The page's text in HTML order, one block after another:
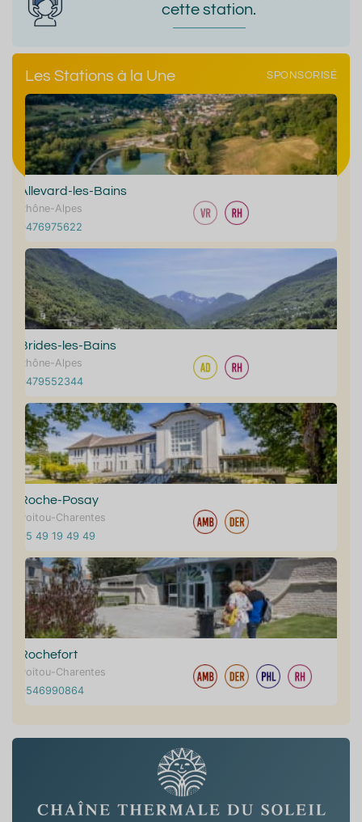
cette station.
Les Stations à la Une SPONSORISÉ
Allevard-les-Bains
Rhône-Alpes
0476975622
Brides-les-Bains
Rhône-Alpes
0479552344
Roche-Posay
Poitou-Charentes
05 49 19 49 49
Rochefort
Poitou-Charentes
0546990864